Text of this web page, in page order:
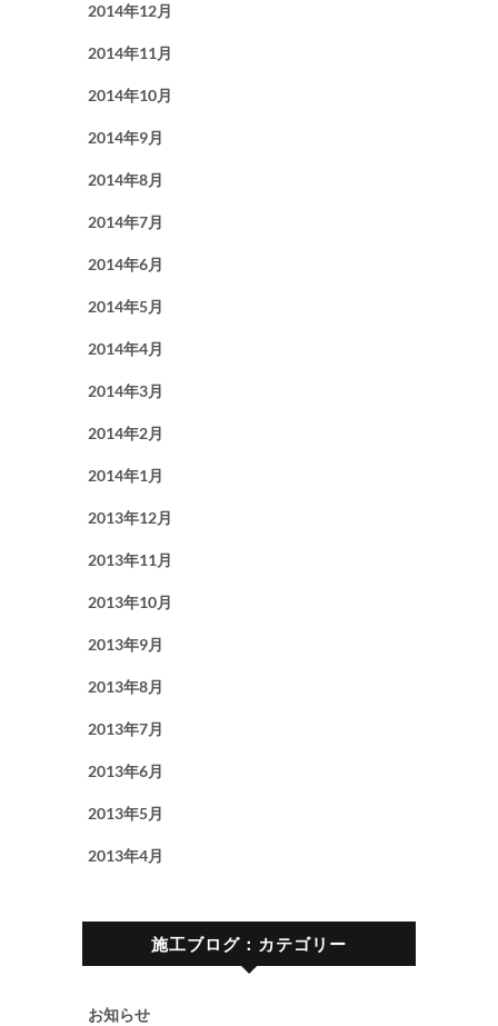
2014年12月
2014年11月
2014年10月
2014年9月
2014年8月
2014年7月
2014年6月
2014年5月
2014年4月
2014年3月
2014年2月
2014年1月
2013年12月
2013年11月
2013年10月
2013年9月
2013年8月
2013年7月
2013年6月
2013年5月
2013年4月
施工ブログ：カテゴリー
お知らせ